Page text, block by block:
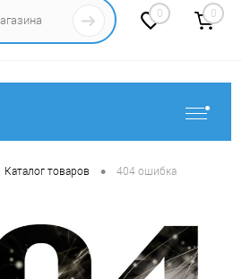
0 0
Каталог товаров • 404 ошибка